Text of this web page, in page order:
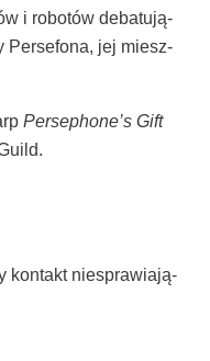
i robo­tów deba­tu­ją­
Per­se­fo­na, jej miesz­
Per­se­pho­ne­’s Gift
kon­takt nie­spra­wia­ją­